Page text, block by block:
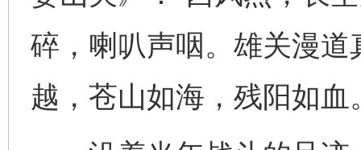
碎，喇叭声咽。雄关漫
越，苍山如海，残阳如血